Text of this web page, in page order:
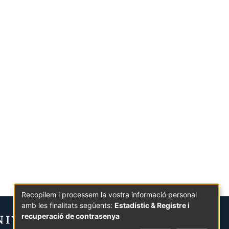
Recopilem i processem la vostra informació personal
amb les finalitats següents: Estadístic & Registre i
recuperació de contrasenya